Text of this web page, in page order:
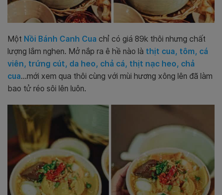
Một Nồi Bánh Canh Cua chỉ có giá 89k thôi nhưng chất
lượng lắm nghen. Mở nắp ra ê hề nào là thịt cua, tôm, cá
viên, trứng cút, da heo, chả cá, thịt nạc heo, chả
cua…mới xem qua thôi cùng với mùi hương xông lên đã làm
bao tử réo sôi lên luôn.